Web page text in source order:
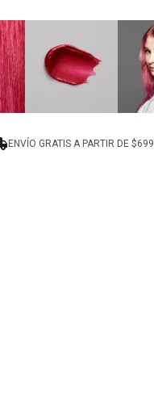
ENVÍO GRATIS A PARTIR DE $699